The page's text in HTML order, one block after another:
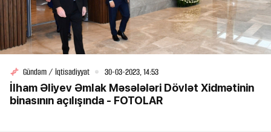
Gündəm / İqtisadiyyat 30-03-2023, 14:53
İlham Əliyev Əmlak Məsələləri Dövlət Xidmətinin
binasının açılışında - FOTOLAR